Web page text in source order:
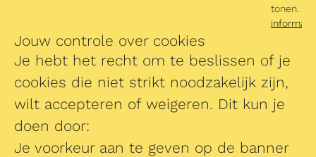
tonen.
Jouw controle over cookies
Je hebt het recht om te beslissen of je
cookies die niet strikt noodzakelijk zijn,
wilt accepteren of weigeren. Dit kun je
doen door:
Je voorkeur aan te geven op de banner